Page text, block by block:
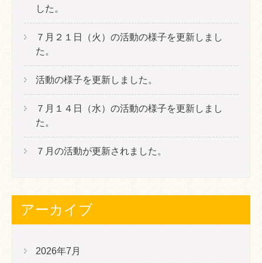
した。
７月２１日（火）の活動の様子を更新しまし
た。
活動の様子を更新しました。
７月１４日（水）の活動の様子を更新しまし
た。
７月の活動が更新されました。
アーカイブ
2026年7月